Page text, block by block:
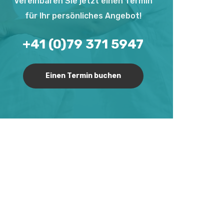
für Ihr persönliches Angebot!
+41 (0)79 371 5947
Einen Termin buchen